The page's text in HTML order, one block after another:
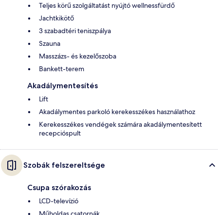
Teljes körű szolgáltatást nyújtó wellnessfürdő
Jachtkikötő
3 szabadtéri teniszpálya
Szauna
Masszázs- és kezelőszoba
Bankett-terem
Akadálymentesítés
Lift
Akadálymentes parkoló kerekesszékes használathoz
Kerekesszékes vendégek számára akadálymentesített
recepcióspult
Szobák felszereltsége
Csupa szórakozás
LCD-televízió